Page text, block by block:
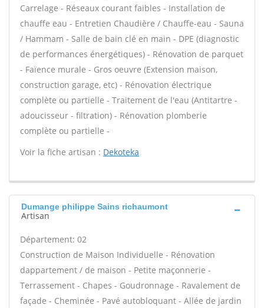
Carrelage - Réseaux courant faibles - Installation de
chauffe eau - Entretien Chaudière / Chauffe-eau - Sauna
/ Hammam - Salle de bain clé en main - DPE (diagnostic
de performances énergétiques) - Rénovation de parquet
- Faïence murale - Gros oeuvre (Extension maison,
construction garage, etc) - Rénovation électrique
complète ou partielle - Traitement de l'eau (Antitartre -
adoucisseur - filtration) - Rénovation plomberie
complète ou partielle -
Voir la fiche artisan : Dekoteka
Dumange philippe Sains richaumont
Artisan
Département: 02
Construction de Maison Individuelle - Rénovation
dappartement / de maison - Petite maçonnerie -
Terrassement - Chapes - Goudronnage - Ravalement de
façade - Cheminée - Pavé autobloquant - Allée de jardin